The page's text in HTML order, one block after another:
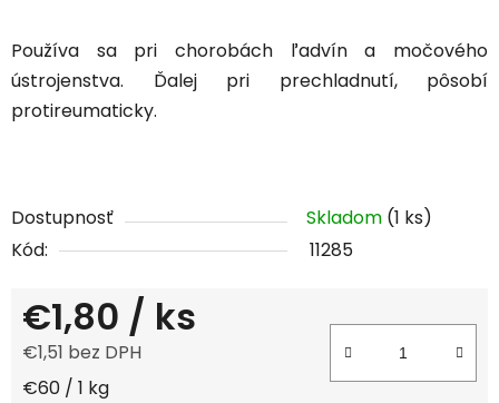
Používa sa pri chorobách ľadvín a močového
ústrojenstva. Ďalej pri prechladnutí, pôsobí
protireumaticky.
Dostupnosť Skladom (1 ks)
Kód:
11285
€1,80 / ks
€1,51 bez DPH
Jednotková cena:
€60 / 1 kg